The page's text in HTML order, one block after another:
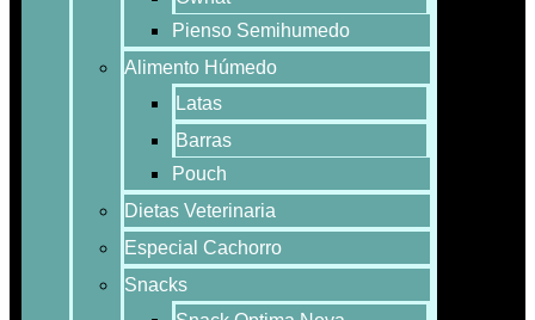
Pienso Semihumedo
Alimento Húmedo
Latas
Barras
Pouch
Dietas Veterinaria
Especial Cachorro
Snacks